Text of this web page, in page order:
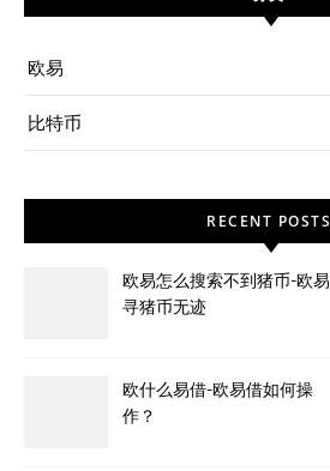
欧易
比特币
RECENT POSTS
欧易怎么搜索不到猪币-欧易
寻猪币无迹
欧什么易借-欧易借如何操
作？